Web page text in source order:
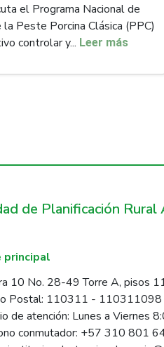
el Programa Nacional de
la Peste Porcina Clásica (PPC)
controlar y... Leer más
de Planificación
principal
10 No. 28-49 Torre A, pisos
Postal: 110311 - 110311098
de atención: Lunes a Viernes
conmutador: +57 310 801